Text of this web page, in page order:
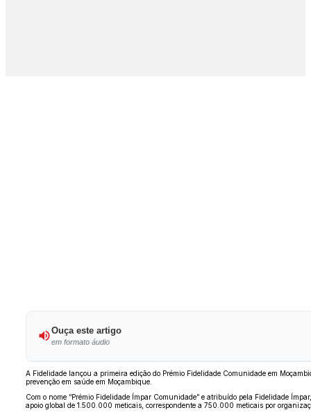
Ouça este artigo
em formato áudio
A Fidelidade lançou a primeira edição do Prémio Fidelidade Comunidade em
prevenção em saúde em Moçambique.
Com o nome “Prémio Fidelidade Ímpar Comunidade” e atribuído pela Fidelidade
apoio global de 1.500.000 meticais, correspondente a 750.000 meticais por